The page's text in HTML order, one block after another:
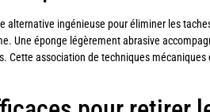
alternative ingénieuse pour éliminer les
Une éponge légèrement abrasive
Cette association de techniques